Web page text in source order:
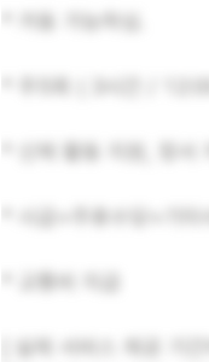
[ 실제 서비스 제공 기